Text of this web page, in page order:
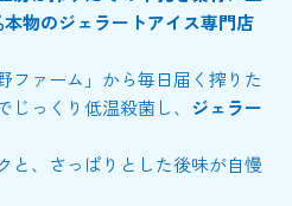
物のジェラートアイス専門店
ファーム」から毎日届く搾りた
じっくり低温殺菌し、 ジェラー
と、さっぱりとした後味が自慢